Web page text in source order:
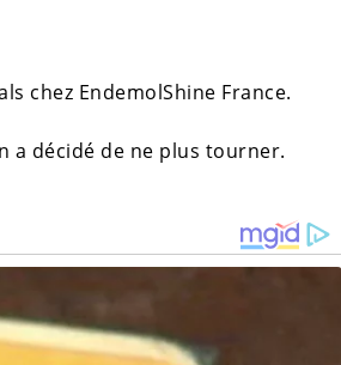
chez EndemolShine France.
a décidé de ne plus tourner.